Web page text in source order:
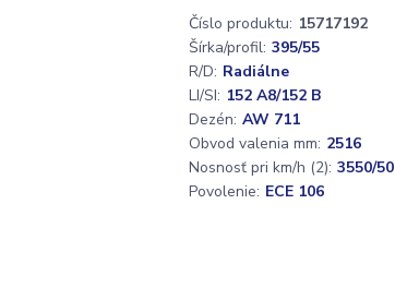
Číslo produktu: 15717192
Šírka/profil: 395/55
R/D: Radiálne
LI/SI: 152 A8/152 B
Dezén: AW 711
Obvod valenia mm: 2516
Nosnosť pri km/h (2): 3550/50
Povolenie: ECE 106